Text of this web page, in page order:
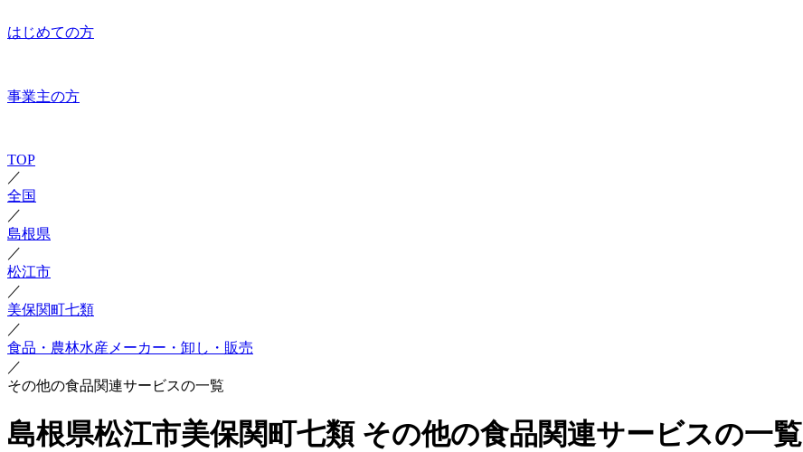
はじめての方
事業主の方
TOP
／
全国
／
島根県
／
松江市
／
美保関町七類
／
食品・農林水産メーカー・卸し・販売
／
その他の食品関連サービスの一覧
島根県松江市美保関町七類 その他の食品関連サービスの一覧